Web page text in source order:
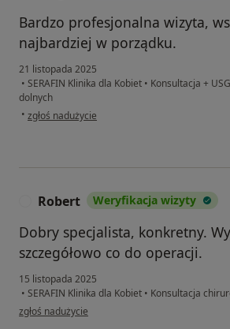
Bardzo profesjonalna wizyta,
najbardziej w porządku.
21 listopada 2025
• SERAFIN Klinika dla Kobiet • Konsultacja +
dolnych
• w opinii użytkownika Magda
zgłoś nadużycie
Robert Weryfikacja wizyty
Dobry specjalista, konkretny.
szczegółowo co do operacji.
15 listopada 2025
• SERAFIN Klinika dla Kobiet • Konsultacja
w opinii użytkownika Robert
zgłoś nadużycie